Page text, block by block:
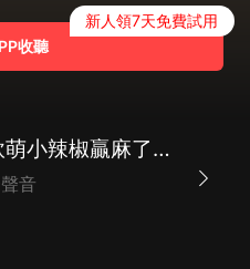
收聽
新人領7天免費試用
撿個大佬，軟萌小辣椒贏麻了|1V1高甜|輕鬆 搞笑|虐渣
音